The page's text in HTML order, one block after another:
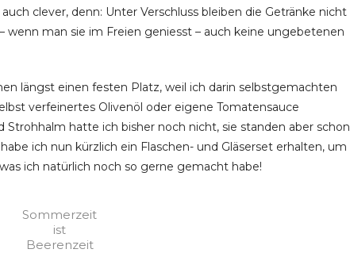
clever, denn: Unter Verschluss bleiben die Getränke nicht
wenn man sie im Freien geniesst – auch keine ungebetenen
längst einen festen Platz, weil ich darin selbstgemachten
verfeinertes Olivenöl oder eigene Tomatensauce
Strohhalm hatte ich bisher noch nicht, sie standen aber schon
ich nun kürzlich ein Flaschen- und Gläserset erhalten, um
ich natürlich noch so gerne gemacht habe!
Sommerzeit
ist
Beerenzeit